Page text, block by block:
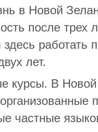
в Новой
после трех
здесь работать
лет.
курсы. В
частные